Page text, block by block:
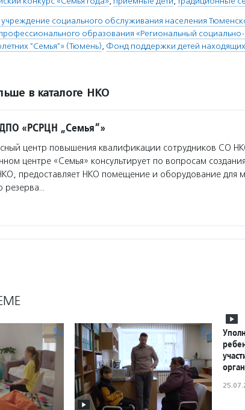
социального обслуживания населения
образования «Региональный
"Семья"» (Тюмень), Фонд поддержки детей
в каталоге НКО
«РСРЦН „Семья“»
центр повышения квалификации сотрудников СО
центре «Семья» консультирует по вопросам
предоставляет НКО помещение и оборудование для
резерва…